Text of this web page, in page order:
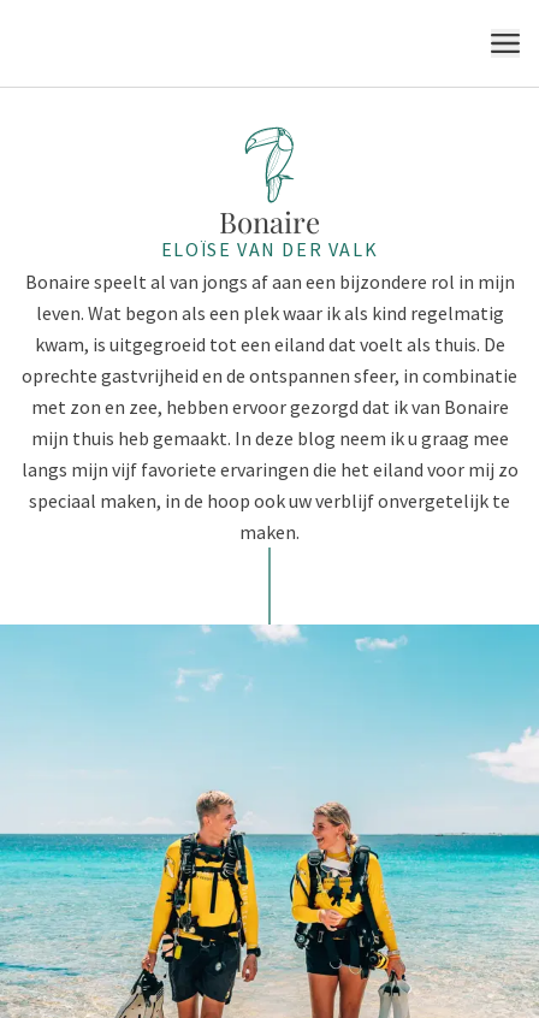
MENU
Bonaire
ELOÏSE VAN DER VALK
Bonaire speelt al van jongs af aan een bijzondere rol in mijn
leven. Wat begon als een plek waar ik als kind regelmatig
kwam, is uitgegroeid tot een eiland dat voelt als thuis. De
oprechte gastvrijheid en de ontspannen sfeer, in combinatie
met zon en zee, hebben ervoor gezorgd dat ik van Bonaire
mijn thuis heb gemaakt. In deze blog neem ik u graag mee
langs mijn vijf favoriete ervaringen die het eiland voor mij zo
speciaal maken, in de hoop ook uw verblijf onvergetelijk te
maken.